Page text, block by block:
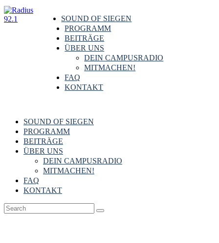
SOUND OF SIEGEN
PROGRAMM
BEITRÄGE
ÜBER UNS
DEIN CAMPUSRADIO
MITMACHEN!
FAQ
KONTAKT
SOUND OF SIEGEN
PROGRAMM
BEITRÄGE
ÜBER UNS
DEIN CAMPUSRADIO
MITMACHEN!
FAQ
KONTAKT